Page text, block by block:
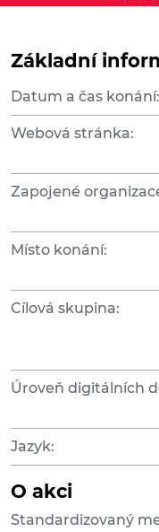
Základní
Datum a čas konání:
Webová stránka:
Zapojené
Místo konání:
Cílová skupina:
Úroveň digitálních
Jazyk:
O akci
Standardizovaný